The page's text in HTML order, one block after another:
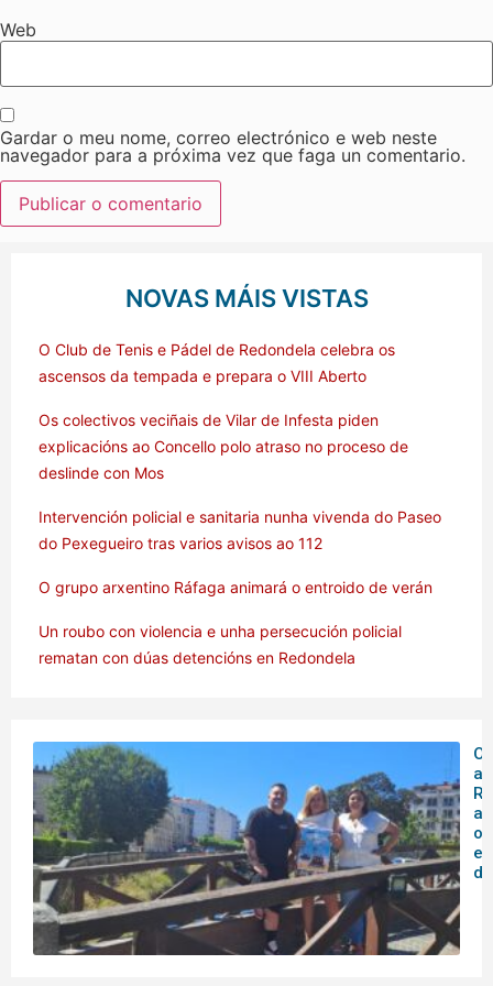
Web
Gardar o meu nome, correo electrónico e web neste
navegador para a próxima vez que faga un comentario.
NOVAS MÁIS VISTAS
O Club de Tenis e Pádel de Redondela celebra os
ascensos da tempada e prepara o VIII Aberto
Os colectivos veciñais de Vilar de Infesta piden
explicacións ao Concello polo atraso no proceso de
deslinde con Mos
Intervención policial e sanitaria nunha vivenda do Paseo
do Pexegueiro tras varios avisos ao 112
O grupo arxentino Ráfaga animará o entroido de verán
Un roubo con violencia e unha persecución policial
rematan con dúas detencións en Redondela
O
o